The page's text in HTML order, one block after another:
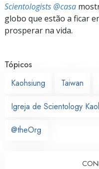
Scientologists @casa
globo que estão a ficar
prosperar na vida.
Tópicos
Kaohsiung
Taiwan
Igreja de Scientology
@theOrg